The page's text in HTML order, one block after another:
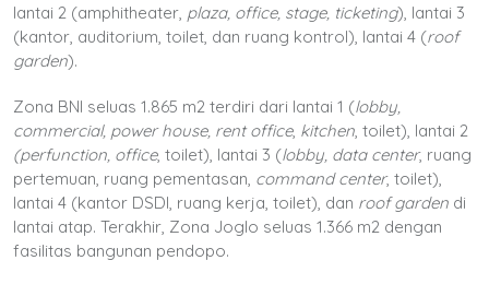
lantai 2 (amphitheater, plaza, office, stage, ticketing), lantai 3
(kantor, auditorium, toilet, dan ruang kontrol), lantai 4 (roof
garden).
Zona BNI seluas 1.865 m2 terdiri dari lantai 1 (lobby,
commercial, power house, rent office, kitchen, toilet), lantai 2
(perfunction, office, toilet), lantai 3 (lobby, data center, ruang
pertemuan, ruang pementasan, command center, toilet),
lantai 4 (kantor DSDI, ruang kerja, toilet), dan roof garden di
lantai atap. Terakhir, Zona Joglo seluas 1.366 m2 dengan
fasilitas bangunan pendopo.